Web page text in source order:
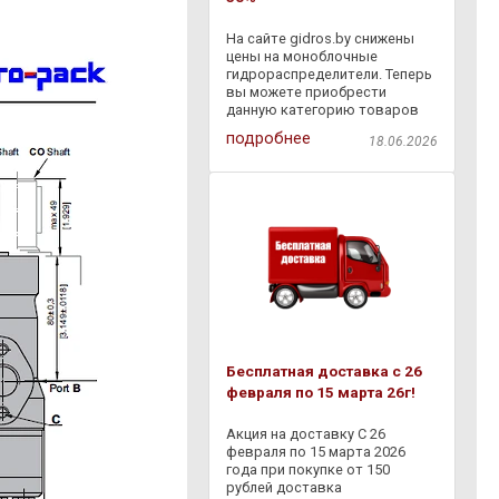
На сайте gidros.by снижены
цены на моноблочные
гидрораспределители. Теперь
вы можете приобрести
данную категорию товаров
со скидкой - 30% . Также с
18.06.2026 по 06.07.2026
подробнее 18.06.2026
Бесплатная доставка с 26
февраля по 15 марта 26г!
Акция на доставку С 26
февраля по 15 марта 2026
года при покупке от 150
рублей доставка